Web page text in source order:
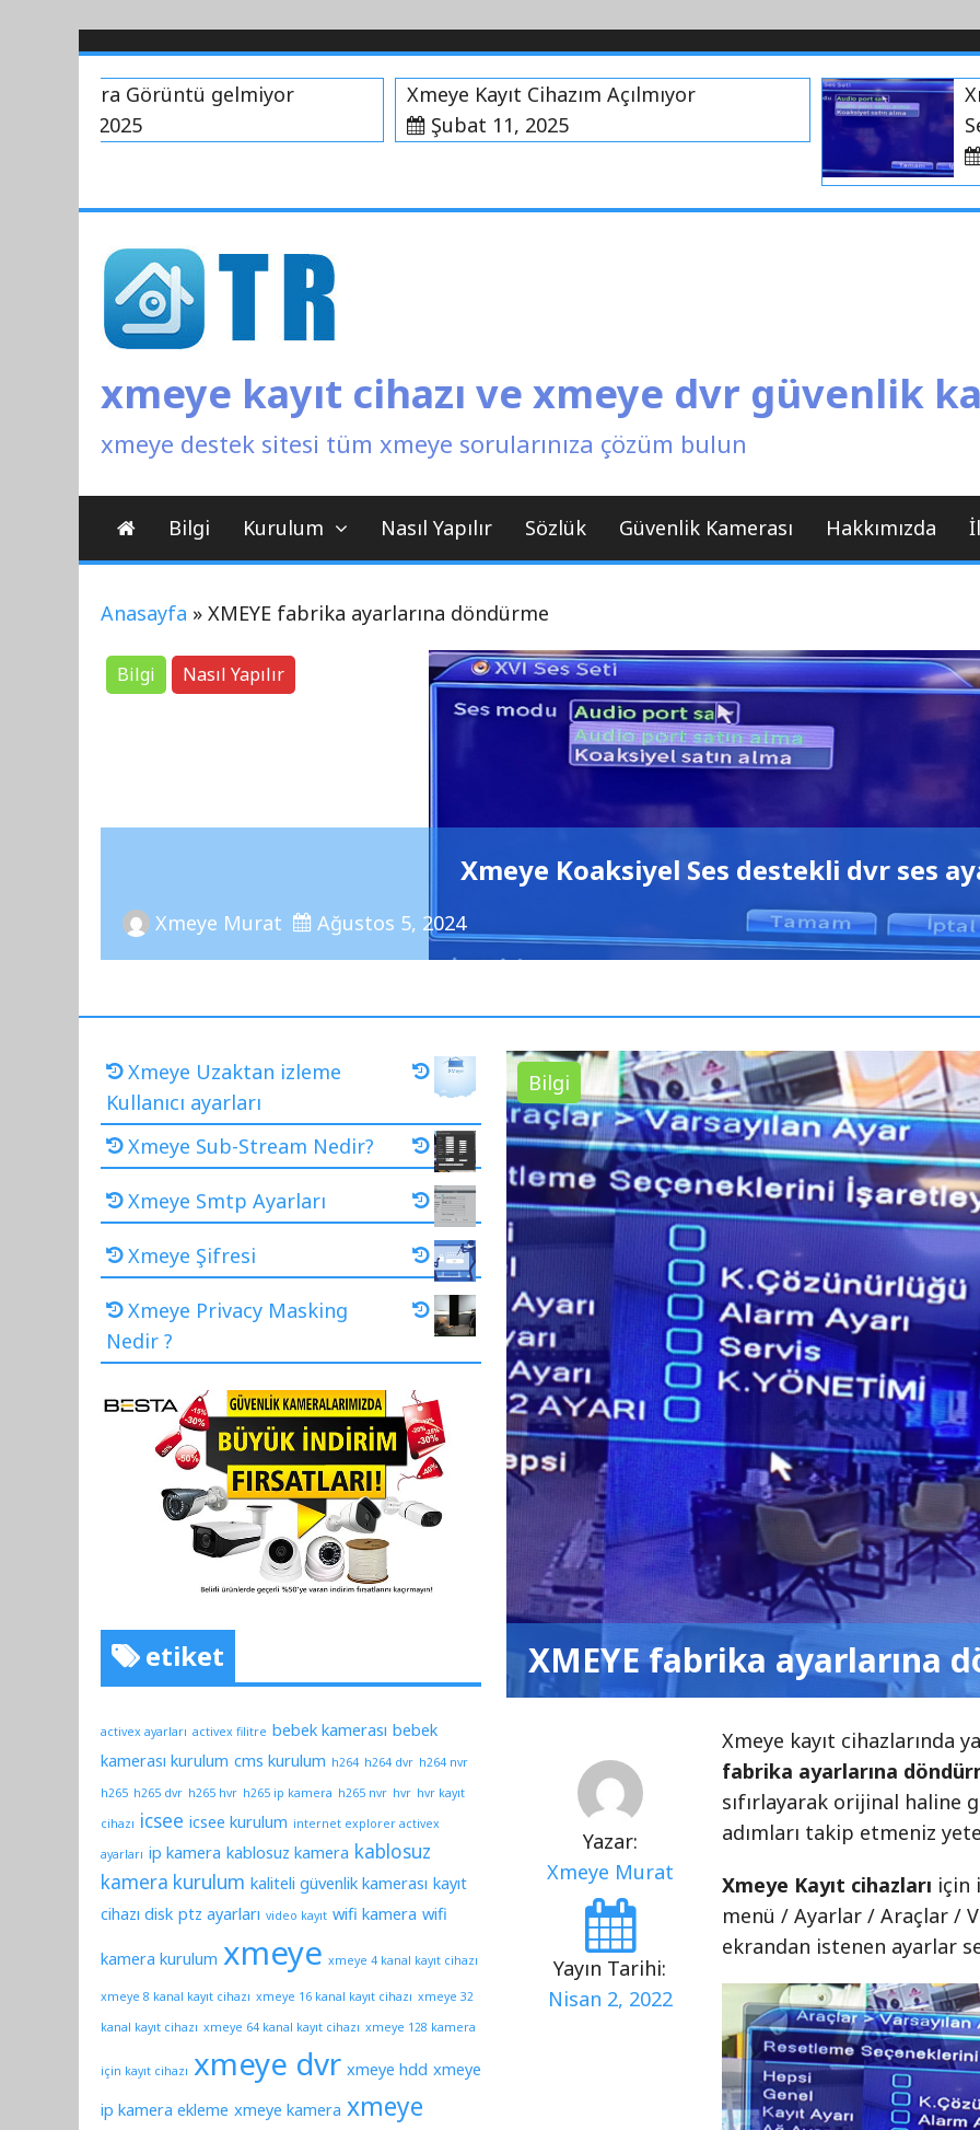
Geç
Kamera Görüntü gelmiyor
Xmeye Kayıt Cihazım Açılmıyor
Şubat 11, 2025
Ses
xmeye kayıt cihazı ve xmeye dvr güvenlik
xmeye destek sitesi tüm xmeye sorularınıza çözüm bulun
Bilgi Kurulum Nasıl Yapılır Sözlük Güvenlik Kamerası Hakkımızda
Anasayfa » XMEYE fabrika ayarlarına döndürme
Nasıl Yapılır
Xmeye Koaksiyel Ses destekli dvr ses ayarı
Xmeye Murat Ağustos 5, 2024
Bilgi
XMEYE fabrika ayarlarına
Yazar:
Xmeye Murat
Yayın Tarihi:
Xmeye kayıt cihazlarında
fabrika ayarlarına
sıfırlayarak orijinal haline
Xmeye Kayıt cihazlarıiçin
menü / Ayarlar / Araçlar /
Xmeye Uzaktan izleme
Kullanıcı ayarları
Xmeye Sub-Stream Nedir?
Xmeye Smtp Ayarları
Xmeye Şifresi
Xmeye Privacy Masking
Nedir ?
etiket
activex ayarları activex filitre bebek kamerası bebek
kamerası kurulum cms kurulum h264 h264 dvr h264 nvr
h265
h265 dvr h265 hvr h265 ip kamera h265 nvr hvr hvr kayıt
cihazı icsee icsee kurulum internet explorer activex
ayarları ip kamera kablosuz kamera kablosuz
kamera kurulum kaliteli güvenlik kamerası kayıt
ptz ayarları video kayıt
kamera kurulum xmeye xmeye 4 kanal kayıt cihazı
xmeye 8 kanal kayıt cihazı xmeye 16 kanal kayıt cihazı xmeye 32
kanal kayıt cihazı xmeye 64 kanal kayıt cihazı
xmeye dvr xmeye hdd